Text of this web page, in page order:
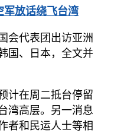
军放话绕飞台湾
会代表团出访亚洲
国、日本，全文并
计在周二抵台停留
湾高层。另一消息
者和民运人士等相